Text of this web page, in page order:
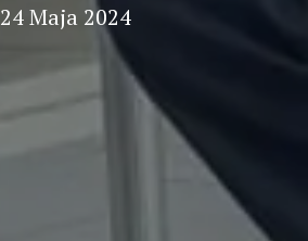
24 Maja 2024